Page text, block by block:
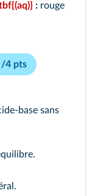
: rouge
/4 pts
base sans